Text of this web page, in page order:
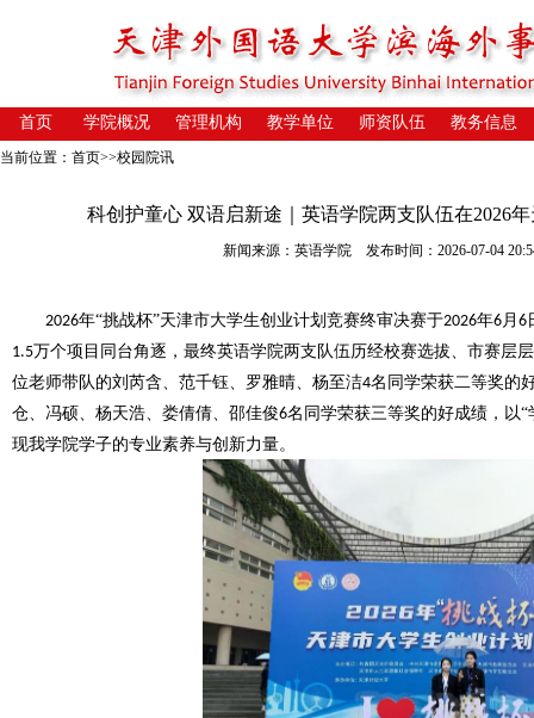
首页 学院概况 管理机构 教学单位 师资队伍 教务信息
当前位置： 首页>>校园院讯
科创护童心 双语启新途｜英语学院两支队伍在2026
新闻来源：英语学院 发布时间：2026-07-04
2026年“挑战杯”天津市大学生创业计划竞赛终审决赛于2026年6月 6
1.5万个项目同台角逐，最终英语学院两支队伍历经校赛选拔、市赛层
位老师带队的刘芮含、范千钰、罗雅晴、杨至洁4名同学荣获二等奖的
仓、冯硕、杨天浩、娄倩倩、邵佳俊6名同学荣获三等奖的好成绩，以“
现我学院学子的专业素养与创新力量。